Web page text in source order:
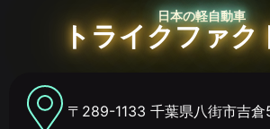
日本の軽自動車
トライクファク
〒289-1133 千葉県八街市吉